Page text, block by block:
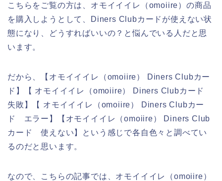
こちらをご覧の方は、オモイイイレ（omoiire）の商品
を購入しようとして、Diners Clubカードが使えない状
態になり、どうすればいいの？と悩んでいる人だと思
います。
だから、【オモイイイレ（omoiire） Diners Clubカー
ド】【 オモイイイレ（omoiire） Diners Clubカード
失敗】【 オモイイイレ（omoiire） Diners Clubカー
ド エラー】【オモイイイレ（omoiire） Diners Club
カード 使えない】という感じで各自色々と調べてい
るのだと思います。
なので、こちらの記事では、オモイイイレ（omoiire）